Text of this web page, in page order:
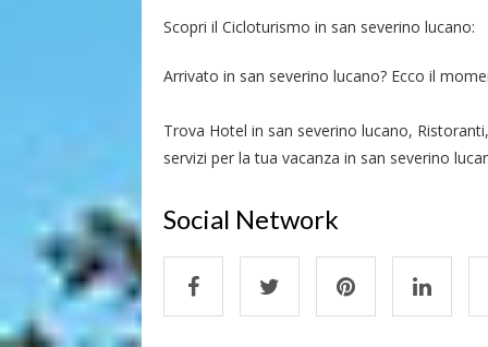
Scopri il Cicloturismo in san severino lucano:
Arrivato in san severino lucano? Ecco il
Trova Hotel in san severino lucano,
servizi per la tua vacanza in san severino
Social Network